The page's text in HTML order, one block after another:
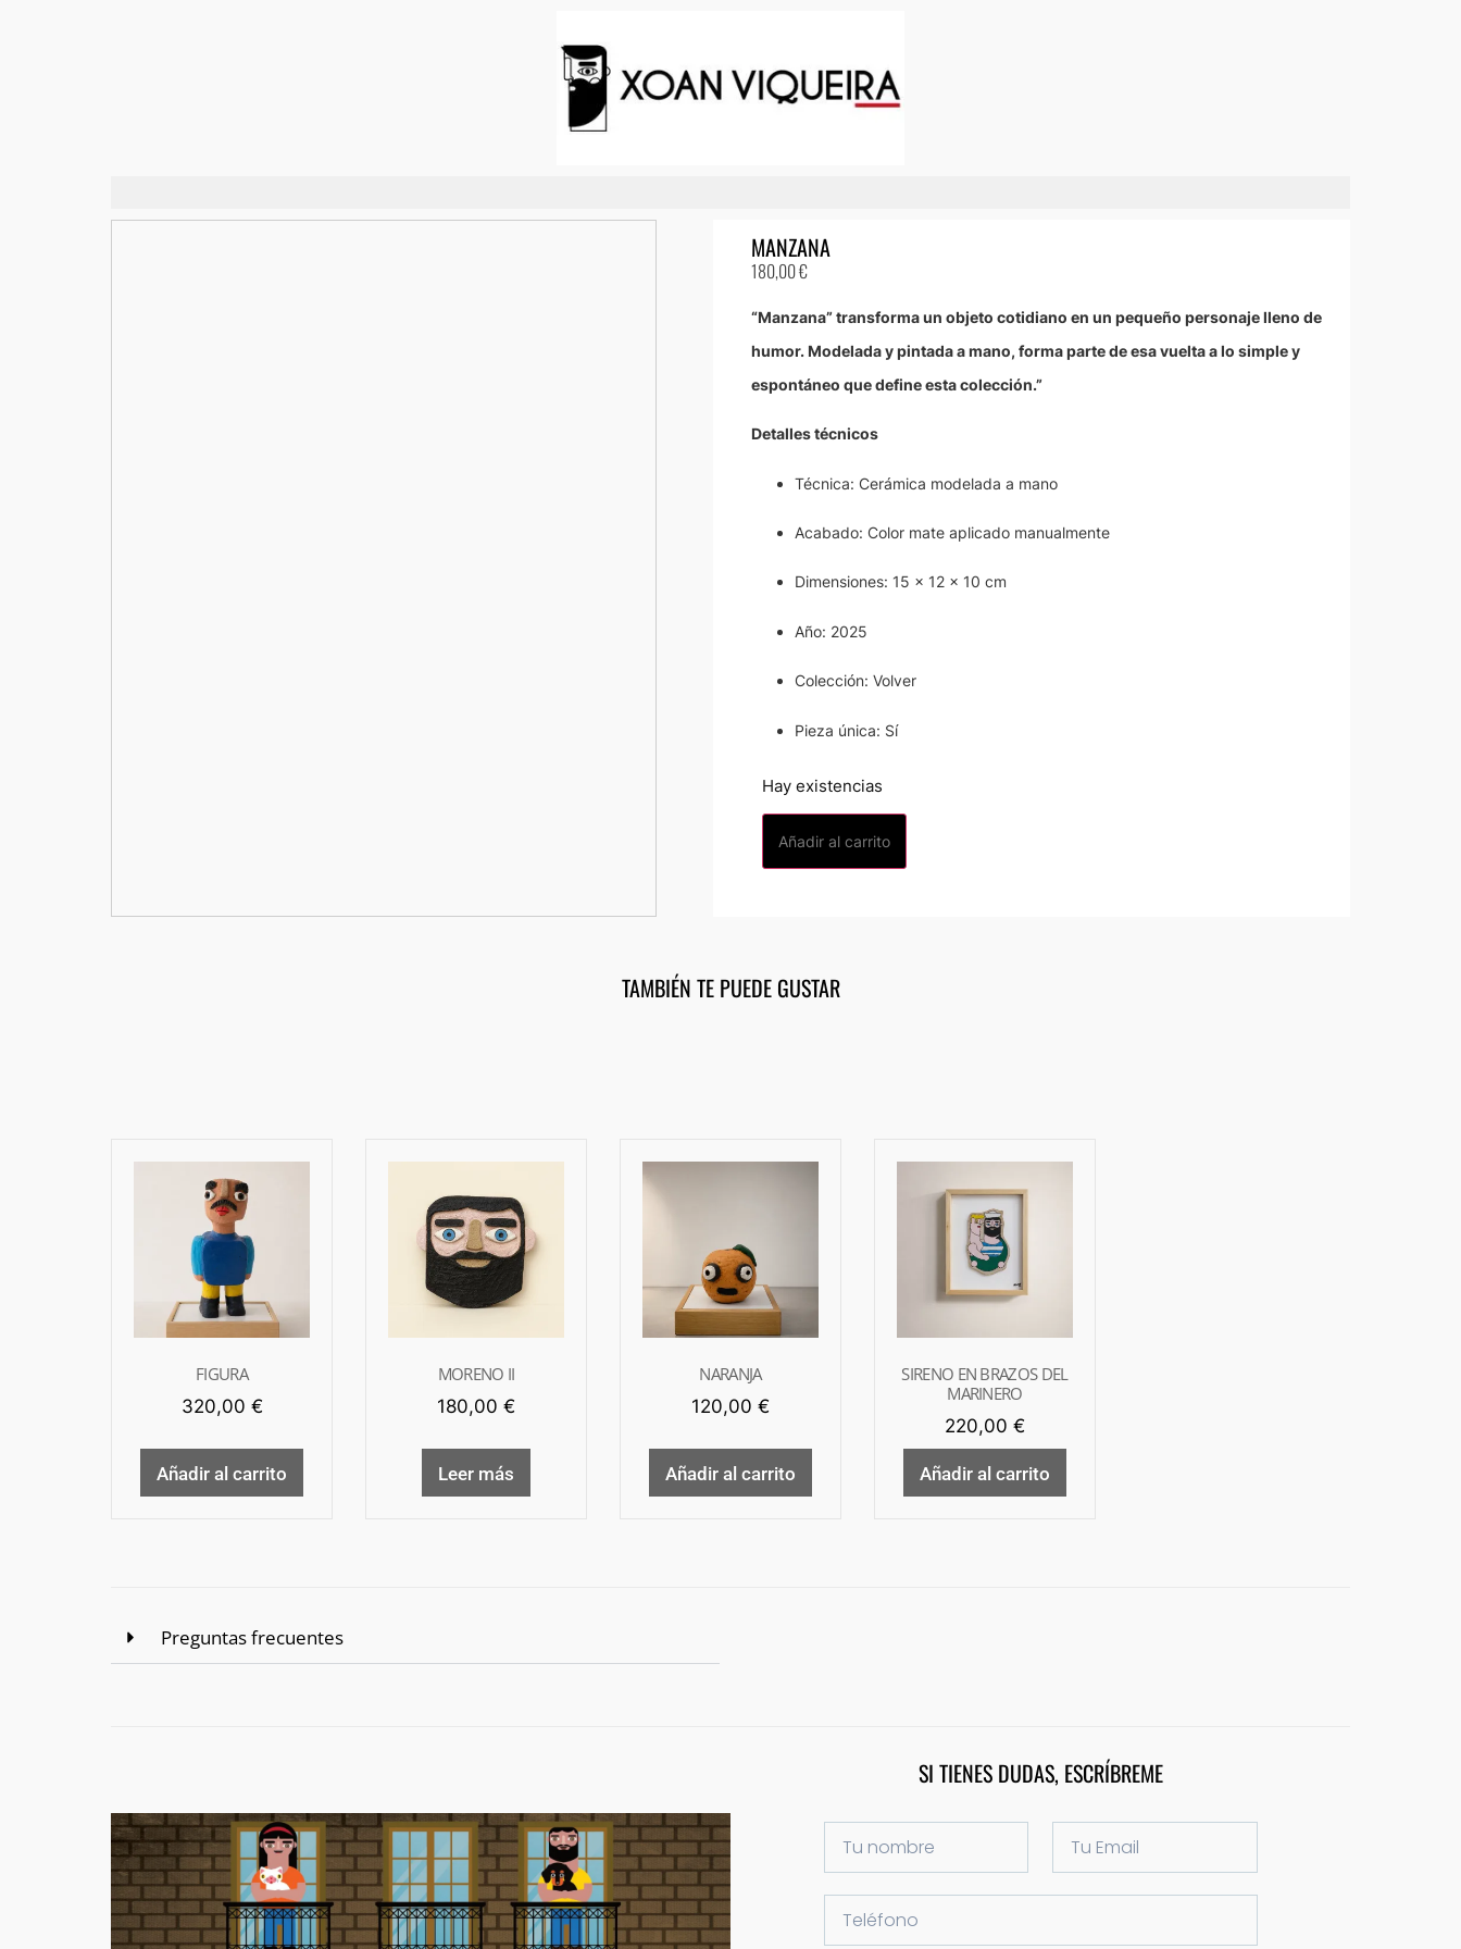
MANZANA
180,00€
“Manzana” transforma un objeto cotidiano en un pequeño personaje lleno de
humor. Modelada y pintada a mano, forma parte de esa vuelta a lo simple y
espontáneo que define esta colección.”
Detalles técnicos
Técnica: Cerámica modelada a mano
Acabado: Color mate aplicado manualmente
Dimensiones: 15 × 12 × 10 cm
Año: 2025
Colección: Volver
Pieza única: Sí
Hay existencias
Añadir al carrito
TAMBIÉN TE PUEDE GUSTAR
FIGURA
320,00 €
Añadir al carrito
MORENO II
180,00 €
Leer más
NARANJA
120,00 €
Añadir al carrito
SIRENO EN BRAZOS DEL
MARINERO
220,00 €
Añadir al carrito
Preguntas frecuentes
SI TIENES DUDAS, ESCRÍBREME